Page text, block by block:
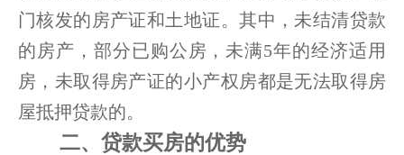
门核发的房产证和土地证。其中，未结清贷款
的房产，部分已购公房，未满5年的经济适用
房，未取得房产证的小产权房都是无法取得房
屋抵押贷款的。
二、贷款买房的优势